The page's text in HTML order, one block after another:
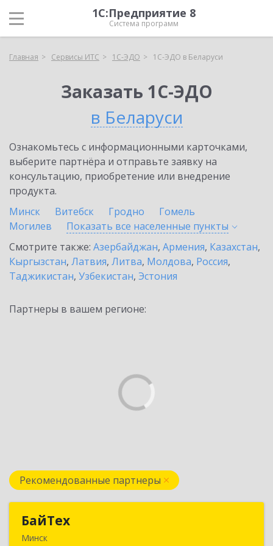
1С:Предприятие 8
Система программ
Главная Сервисы ИТС 1С-ЭДО 1С-ЭДО в Беларуси
Заказать 1С-ЭДО
в Беларуси
Ознакомьтесь с информационными карточками,
выберите партнёра и отправьте заявку на
консультацию, приобретение или внедрение
продукта.
Минск
Витебск Гродно
Гомель
Могилев
Показать все населенные пункты
Смотрите также: Азербайджан, Армения, Казахстан,
Кыргызстан, Латвия, Литва, Молдова, Россия,
Таджикистан, Узбекистан, Эстония
Партнеры в вашем регионе:
Рекомендованные партнеры
БайТех
Минск